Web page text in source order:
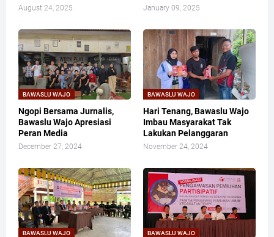
August 24, 2025 January 09, 2025
BAWASLU WAJO
Ngopi Bersama Jurnalis,
Bawaslu Wajo Apresiasi
Peran Media
December 27, 2024
BAWASLU WAJO
Hari Tenang, Bawaslu Wajo
Imbau Masyarakat Tak
Lakukan Pelanggaran
November 24, 2024
BAWASLU WAJO BAWASLU WAJO